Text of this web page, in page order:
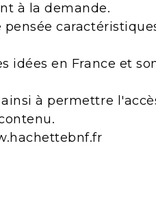
à la demande.
idées en France et
à permettre